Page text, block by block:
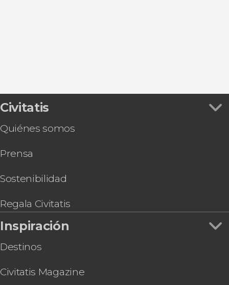
Civitatis
Quiénes somos
Prensa
Sostenibilidad
Regala Civitatis
Inspiración
Destinos
Civitatis Magazine